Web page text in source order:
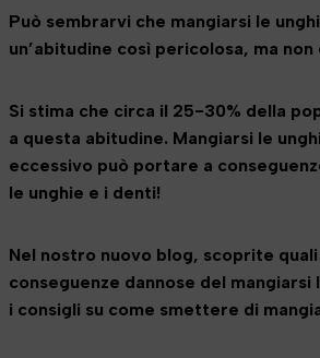
Può sembrarvi che mangiarsi le
un’abitudine così pericolosa, ma non
Si stima che circa il 25-30% della
a questa abitudine. Mangiarsi le
eccessivo può portare a
le unghie e i denti!
Nel nostro nuovo blog, scoprite quali
conseguenze dannose del
i consigli su come smettere di